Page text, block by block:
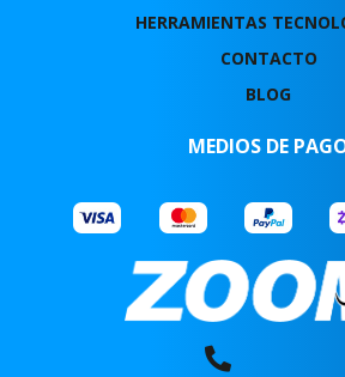
HERRAMIENTAS
CONTACTO
BLOG
MEDIOS DE